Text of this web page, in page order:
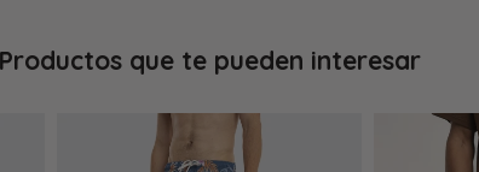
Productos que te pueden interesar